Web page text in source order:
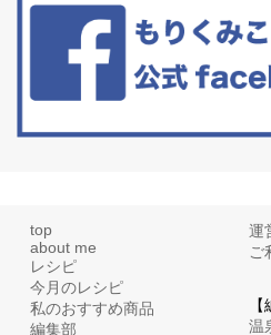
リーブオイルorごま油をたらす。&n...
top
about me
レシピ
今月のレシピ
私のおすすめ商品
編集部
運
ご
温